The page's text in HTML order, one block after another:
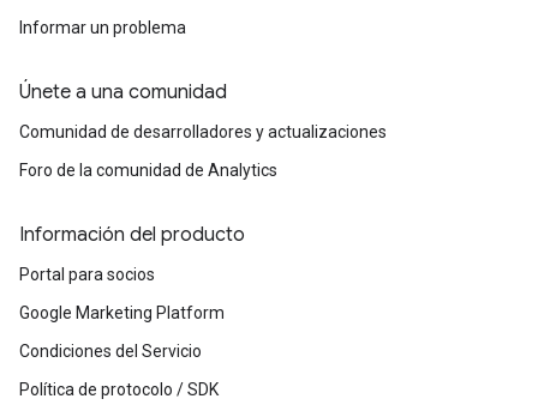
Informar un problema
Únete a una comunidad
Comunidad de desarrolladores y actualizaciones
Foro de la comunidad de Analytics
Información del producto
Portal para socios
Google Marketing Platform
Condiciones del Servicio
Política de protocolo / SDK